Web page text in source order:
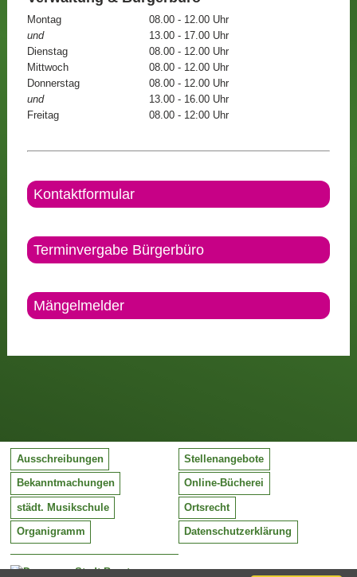
Montag
08.00 - 12.00 Uhr
und
13.00 - 17.00 Uhr
Dienstag
08.00 - 12.00 Uhr
Mittwoch
08.00 - 12.00 Uhr
Donnerstag
08.00 - 12.00 Uhr
und
13.00 - 16.00 Uhr
Freitag
08.00 - 12:00 Uhr
Kontaktformular
Terminvergabe Bürgerbüro
Mängelmelder
Stadt Barntrup
Ausschreibungen Stellenangebote
Bekanntmachungen Online-Bücherei
städt. Musikschule Ortsrecht
Organigramm Datenschutzerklärung